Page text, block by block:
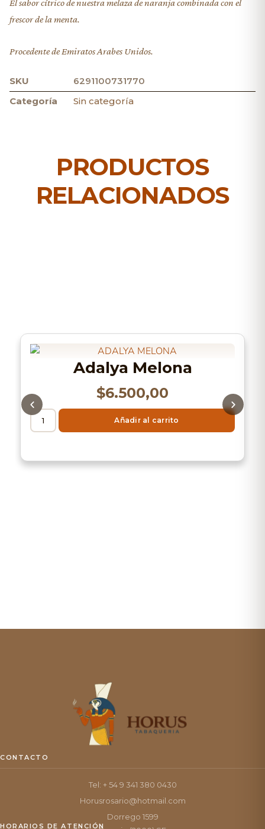
El sabor cítrico de nuestra melaza de naranja combinada con el
frescor de la menta.
Procedente de Emiratos Arabes Unidos.
SKU
6291100731770
Categoría
Sin categoría
PRODUCTOS
RELACIONADOS
Adalya Melona
$6.500,00
Añadir al carrito
CONTACTO
Tel: + 54 9 341 380 0430
Horusrosario@hotmail.com
Dorrego 1599
HORARIOS DE ATENCIÓN